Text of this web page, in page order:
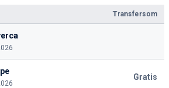
Transfersom
Gratis